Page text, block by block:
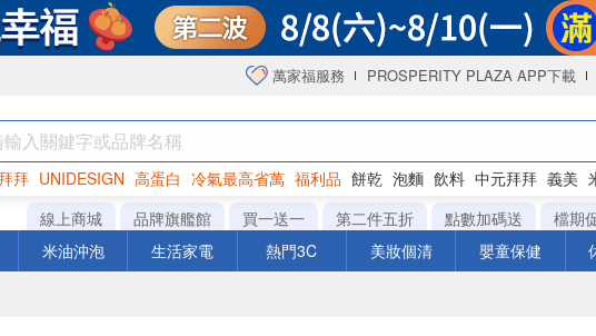
萬家福服務 PROSPERITY PLAZA APP下載
拜 UNIDESIGN 高蛋白 冷氣最高省萬 福利品 餅乾 泡麵 飲料 中元拜拜 義美
罐頭 咖啡 海苔
線上商城 品牌旗艦館 買一送一 第二件五折 點數加碼送 檔期
米油沖泡 生活家電 熱門3C 美妝個清 嬰童保健